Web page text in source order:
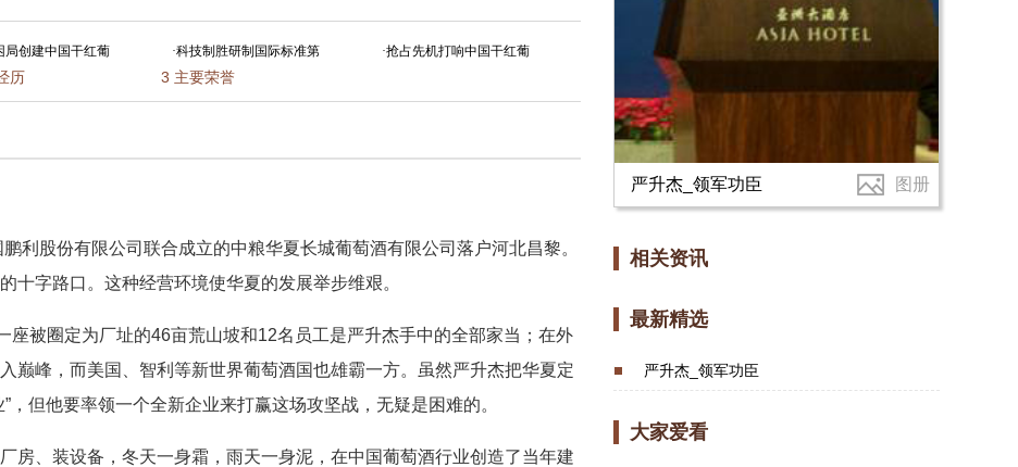
局创建中国干红葡 ·科技制胜研制国际标准第 ·抢占先机打响中国干红葡
历 3 主要荣誉
股份有限公司联合成立的中粮华夏长城葡萄酒有限公司落户河北昌黎。
十字路口。这种经营环境使华夏的发展举步维艰。
被圈定为厂址的46亩荒山坡和12名员工是严升杰手中的全部家当；在外
巅峰，而美国、智利等新世界葡萄酒国也雄霸一方。虽然严升杰把华夏定
但他要率领一个全新企业来打赢这场攻坚战，无疑是困难的。
、装设备，冬天一身霜，雨天一身泥，在中国葡萄酒行业创造了当年建
严升杰_领军功臣 图册
相关资讯
最新精选
严升杰_领军功臣
大家爱看